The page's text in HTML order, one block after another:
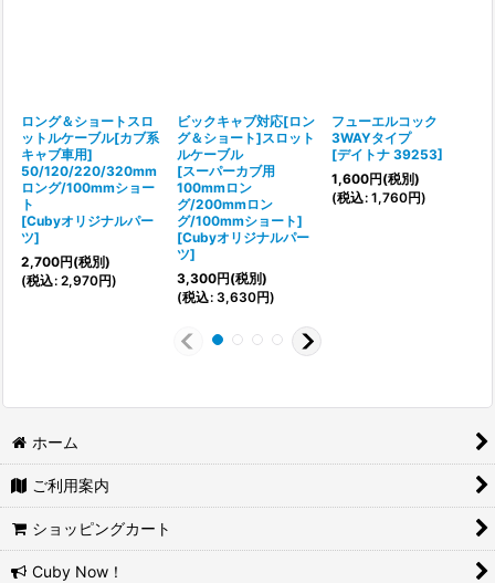
ロング＆ショートスロ
ットルケーブル[カブ系
キャブ車用]
50/120/220/320mm
ロング/100mmショー
ト
[Cubyオリジナルパー
ツ]
2,700円(税別)
(税込: 2,970円)
ビックキャブ対応[ロン
グ＆ショート]スロット
ルケーブル
[スーパーカブ用
100mmロン
グ/200mmロン
グ/100mmショート]
[Cubyオリジナルパー
ツ]
3,300円(税別)
(税込: 3,630円)
フューエルコック
3WAYタイプ
[デイトナ 39253]
1,600円(税別)
(税込: 1,760円)
ホーム
ご利用案内
ショッピングカート
Cuby Now！